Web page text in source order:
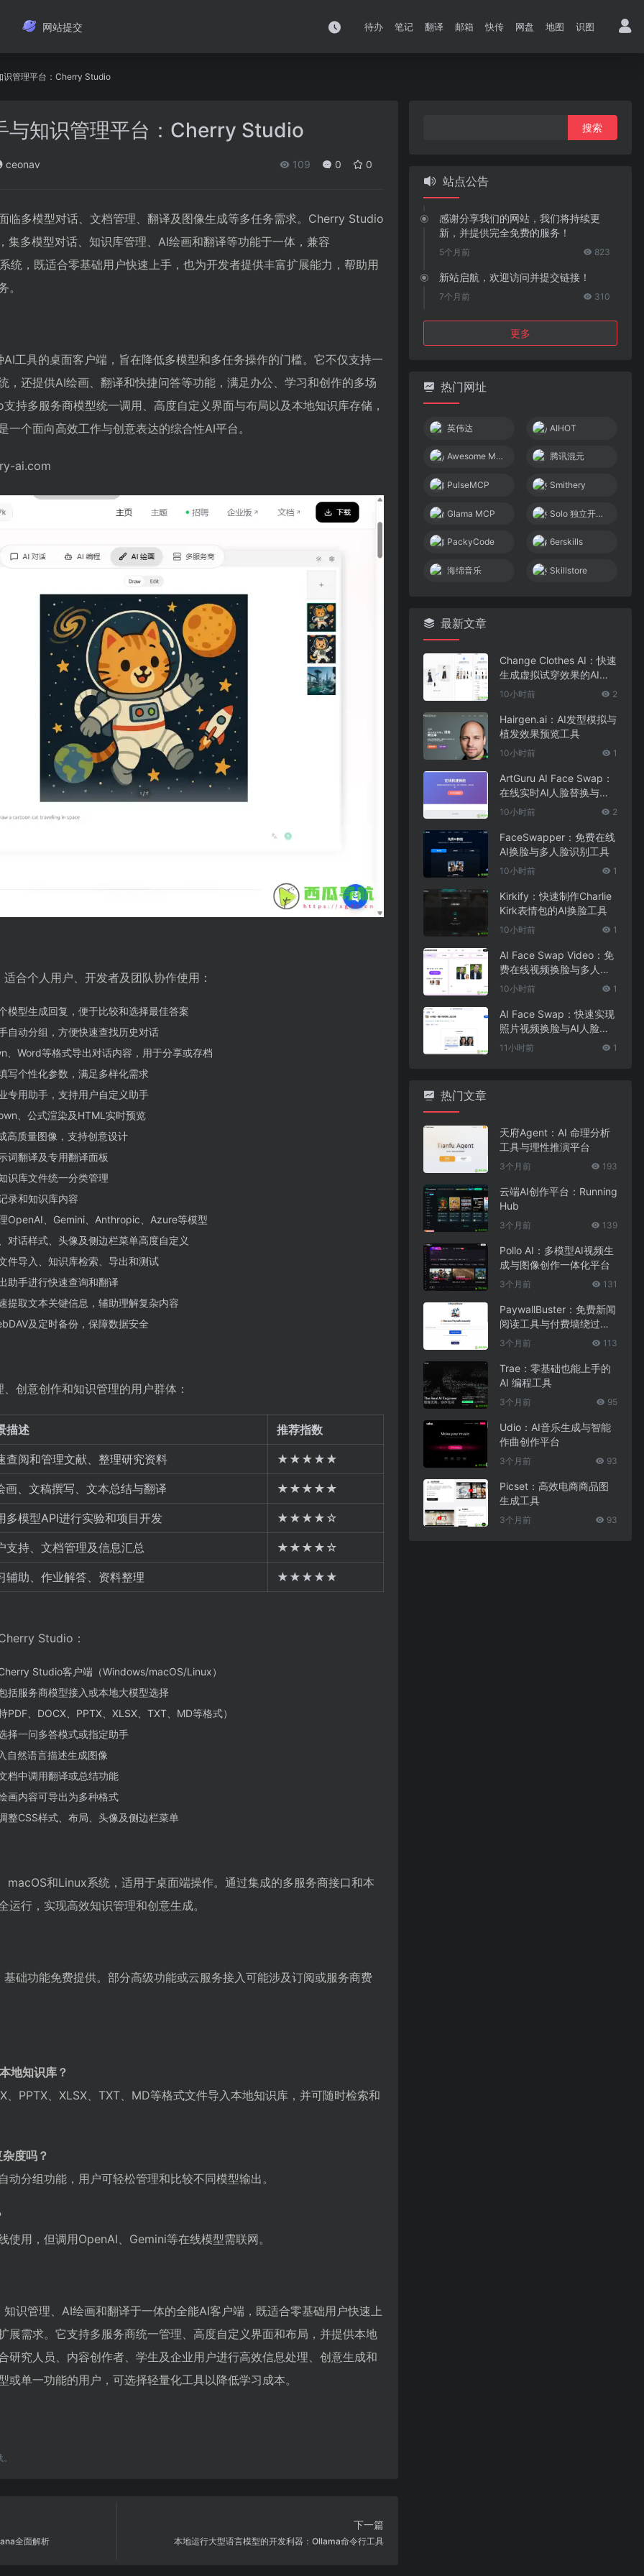
网站提交 待办 笔记 翻译 邮箱 快传 网盘 地图 识图
识管理平台：Cherry Studio
与知识管理平台：Cherry Studio
ceonav 109 0 0
临多模型对话、文档管理、翻译及图像生成等多任务需求。Cherry Studio
集多模型对话、知识库管理、AI绘画和翻译等功能于一体，兼容
统，既适合零基础用户快速上手，也为开发者提供丰富扩展能力，帮助用
。
工具的桌面客户端，旨在降低多模型和多任务操作的门槛。它不仅支持一
，还提供AI绘画、翻译和快捷问答等功能，满足办公、学习和创作的多场
持多服务商模型统一调用、高度自定义界面与布局以及本地知识库存储，
一个面向高效工作与创意表达的综合性AI平台。
ai.com
合个人用户、开发者及团队协作使用：
型生成回复，便于比较和选择最佳答案
动分组，方便快速查找历史对话
Word等格式导出对话内容，用于分享或存档
个性化参数，满足多样化需求
用助手，支持用户自定义助手
、公式渲染及HTML实时预览
质量图像，支持创意设计
翻译及专用翻译面板
库文件统一分类管理
录和知识库内容
、Gemini、Anthropic、Azure等模型
话样式、头像及侧边栏菜单高度自定义
导入、知识库检索、导出和测试
手进行快速查询和翻译
取文本关键信息，辅助理解复杂内容
及定时备份，保障数据安全
创意创作和知识管理的用户群体：
描述 推荐指数
查阅和管理文献、整理研究资料 ★★★★★
画、文稿撰写、文本总结与翻译 ★★★★★
多模型API进行实验和项目开发 ★★★★☆
支持、文档管理及信息汇总 ★★★★☆
辅助、作业解答、资料整理 ★★★★★
Studio：
Studio客户端（Windows/macOS/Linux）
括服务商模型接入或本地大模型选择
PDF、DOCX、PPTX、XLSX、TXT、MD等格式）
择一问多答模式或指定助手
自然语言描述生成图像
档中调用翻译或总结功能
画内容可导出为多种格式
整CSS样式、布局、头像及侧边栏菜单
和Linux系统，适用于桌面端操作。通过集成的多服务商接口和本
行，实现高效知识管理和创意生成。
础功能免费提供。部分高级功能或云服务接入可能涉及订阅或服务商费
地知识库？
、PPTX、XLSX、TXT、MD等格式文件导入本地知识库，并可随时检索和
度吗？
动分组功能，用户可轻松管理和比较不同模型输出。
使用，但调用OpenAI、Gemini等在线模型需联网。
识管理、AI绘画和翻译于一体的全能AI客户端，既适合零基础用户快速上
展需求。它支持多服务商统一管理、高度自定义界面和布局，并提供本地
研究人员、内容创作者、学生及企业用户进行高效信息处理、创意生成和
或单一功能的用户，可选择轻量化工具以降低学习成本。
全面解析
下一篇
本地运行大型语言模型的开发利器：Ollama命令行工具
站点公告
感谢分享我们的网站，我们将持续更
新，并提供完全免费的服务！
5个月前 823
新站启航，欢迎访问并提交链接！
7个月前 310
更多
热门网址
英伟达 AIHOT
Awesome MCP Servers 腾讯混元
PulseMCP Smithery
Glama MCP Solo 独立开发者社区
PackyCode 6erskills
海绵音乐 Skillstore
最新文章
Change Clothes AI：快速
生成虚拟试穿效果的AI换
装工具
10小时前 2
Hairgen.ai：AI发型模拟与
植发效果预览工具
10小时前 1
ArtGuru AI Face Swap：
在线实时AI人脸替换与照
片编辑工具
10小时前 2
FaceSwapper：免费在线
AI换脸与多人脸识别工具
10小时前 1
Kirkify：快速制作Charlie
Kirk表情包的AI换脸工具
10小时前 1
AI Face Swap Video：免
费在线视频换脸与多人脸
替换工具
10小时前 1
AI Face Swap：快速实现
照片视频换脸与AI人脸替
换工具
11小时前 1
热门文章
天府Agent：AI 命理分析
工具与理性推演平台
3个月前 193
云端AI创作平台：Running
Hub
3个月前 139
Pollo AI：多模型AI视频生
成与图像创作一体化平台
3个月前 131
PaywallBuster：免费新闻
阅读工具与付费墙绕过助
手
3个月前 113
Trae：零基础也能上手的
AI 编程工具
3个月前 95
Udio：AI音乐生成与智能
作曲创作平台
3个月前 93
Picset：高效电商商品图
生成工具
3个月前 93